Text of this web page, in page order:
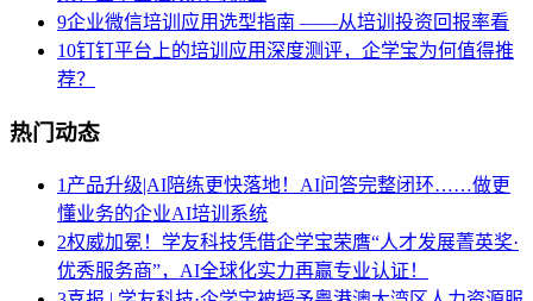
9企业微信培训应用选型指南 ——从培训投资回报率看
10钉钉平台上的培训应用深度测评，企学宝为何值得推
荐？
热门动态
1 产品升级|AI陪练更快落地！AI问答完整闭环……做更
懂业务的企业AI培训系统
2权威加冕！学友科技凭借企学宝荣膺“人才发展菁英奖·
优秀服务商”，AI全球化实力再赢专业认证！